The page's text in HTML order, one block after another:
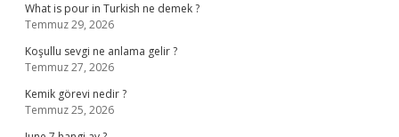
What is pour in Turkish ne demek ?
Temmuz 29, 2026
Koşullu sevgi ne anlama gelir ?
Temmuz 27, 2026
Kemik görevi nedir ?
Temmuz 25, 2026